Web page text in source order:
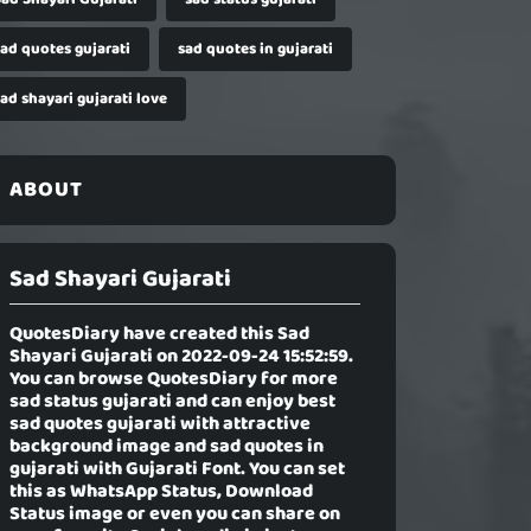
quotes gujarati
sad quotes in gujarati
shayari gujarati love
ABOUT
Sad Shayari Gujarati
QuotesDiary have created thisSad
Shayari Gujaration 2022-09-24 15:52:59.
You can browse QuotesDiary for more
sad status gujarati and can enjoy best
sad quotes gujarati with attractive
background image and sad quotes in
gujarati with Gujarati Font. You can set
this as WhatsApp Status, Download
Status image or even you can share on